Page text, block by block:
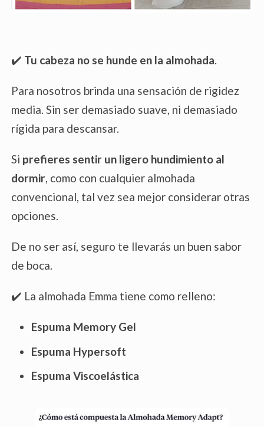
✔️ Tu cabeza no se hunde en la almohada.
Para nosotros brinda una sensación de rigidez
media. Sin ser demasiado suave, ni demasiado
rígida para descansar.
Si prefieres sentir un ligero hundimiento al
dormir, como con cualquier almohada
convencional, tal vez sea mejor considerar otras
opciones.
De no ser así, seguro te llevarás un buen sabor
de boca.
✔️ La almohada Emma tiene como relleno:
Espuma Memory Gel
Espuma Hypersoft
Espuma Viscoelástica